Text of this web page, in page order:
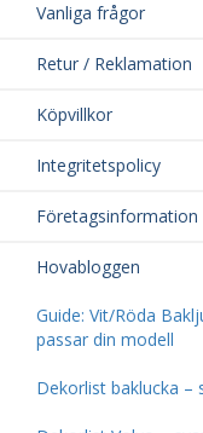
Vanliga frågor
Retur / Reklamation
Köpvillkor
Integritetspolicy
Företagsinformation
Hovabloggen
Guide: Vit/Röda
passar din modell
Dekorlist baklucka –